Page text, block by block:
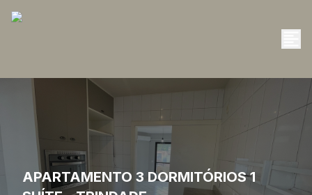
APARTAMENTO 3 DORMITÓRIOS 1